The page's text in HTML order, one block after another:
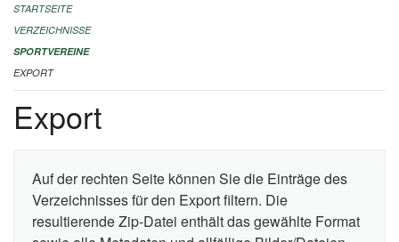
ALLGEMEINE INFORMATIONEN
FINANZIELLE UNTERSTÜTZUNG BENÖTIGT?
KONTAKT
STARTSEITE
VERZEICHNISSE
SPORTVEREINE
EXPORT
Export
Auf der rechten Seite können Sie die Einträge des
Verzeichnisses für den Export filtern. Die
resultierende Zip-Datei enthält das gewählte Format